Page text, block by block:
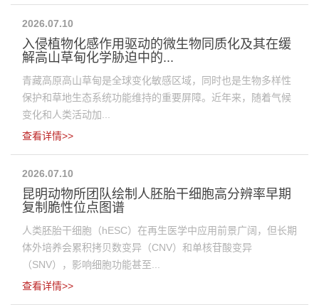
2026.07.10
入侵植物化感作用驱动的微生物同质化及其在缓
解高山草甸化学胁迫中的...
青藏高原高山草甸是全球变化敏感区域，同时也是生物多样性
保护和草地生态系统功能维持的重要屏障。近年来，随着气候
变化和人类活动加...
查看详情>>
2026.07.10
昆明动物所团队绘制人胚胎干细胞高分辨率早期
复制脆性位点图谱
人类胚胎干细胞（hESC）在再生医学中应用前景广阔，但长期
体外培养会累积拷贝数变异（CNV）和单核苷酸变异
（SNV），影响细胞功能甚至...
查看详情>>